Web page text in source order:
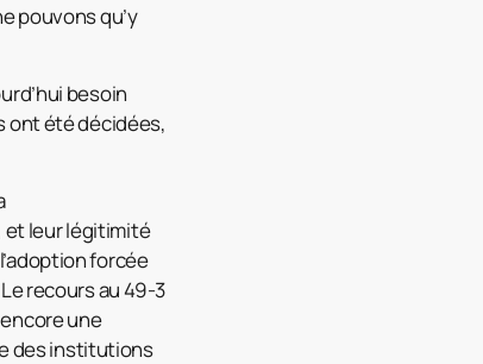
pouvons qu’y
besoin
ont été décidées,
et leur légitimité
forcée
recours au 49-3
une
des institutions